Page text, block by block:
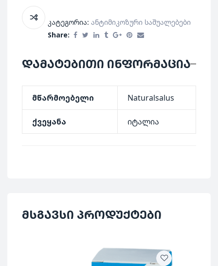
კატეგორია: Ანტიმიკოზური Საშუალებები
Share:
დამატებითი ინფორმაცია
მწარმოებელი Naturalsalus
ქვეყანა იტალია
მსგავსი პროდუქტები